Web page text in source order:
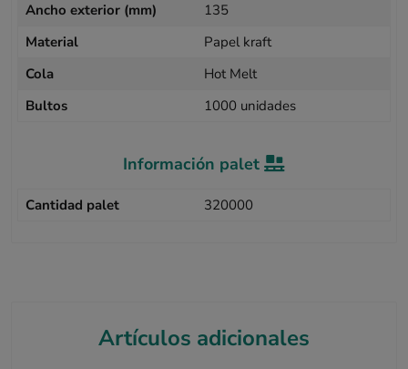
Ancho exterior (mm)
135
Material
Papel kraft
Cola
Hot Melt
Bultos
1000 unidades
Información palet
Cantidad palet 320000
Artículos adicionales